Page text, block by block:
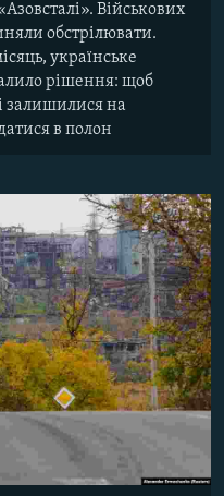
Військових
обстрілювати.
українське
рішення: щоб
залишилися на
в полон